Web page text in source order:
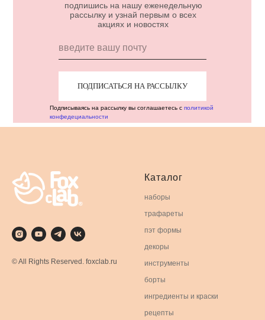
ПОДПИСАТЬСЯ НА РАССЫЛКУ
подпишись на нашу еженедельную
рассылку и узнай первым о всех
акциях и новостях
Подписываясь на рассылку вы соглашаетесь с политикой
конфедециальности
© All Rights Reserved. foxclab.ru
Каталог
наборы
трафареты
пэт формы
декоры
инструменты
борты
ингредиенты и краски
рецепты